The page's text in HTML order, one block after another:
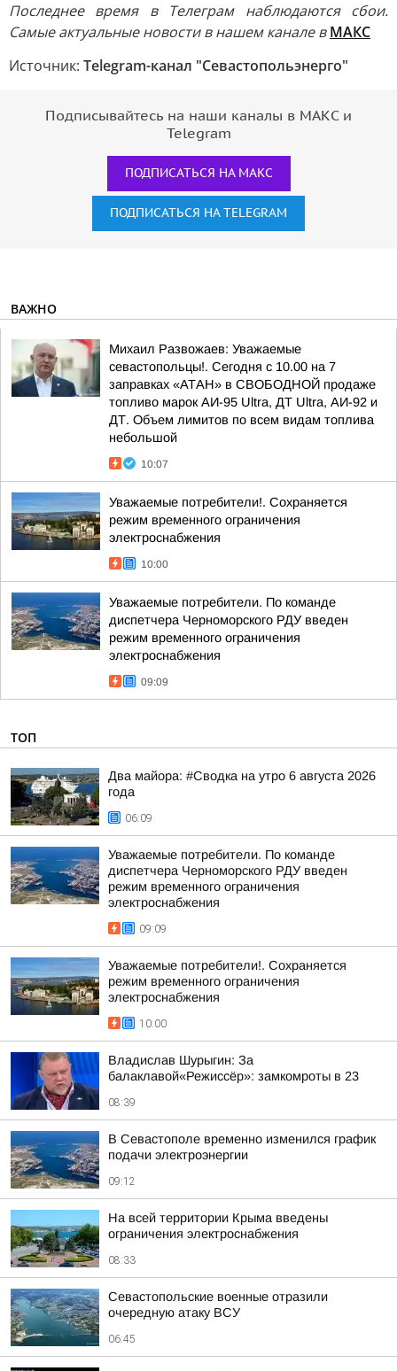
Последнее время в Телеграм наблюдаются сбои.
Самые актуальные новости в нашем канале вМАКС
Источник: Telegram-канал "Севастопольэнерго"
Подписывайтесь на наши каналы в МАКС и
Telegram
ПОДПИСАТЬСЯ НА МАКС
ПОДПИСАТЬСЯ НА TELEGRAM
ВАЖНО
Михаил Развожаев: Уважаемые
севастопольцы!. Сегодня с 10.00 на 7
заправках «АТАН» в СВОБОДНОЙ продаже
топливо марок АИ-95 Ultra, ДТ Ultra, АИ-92 и
ДТ. Объем лимитов по всем видам топлива
небольшой
10:07
Уважаемые потребители!. Сохраняется
режим временного ограничения
электроснабжения
10:00
Уважаемые потребители. По команде
диспетчера Черноморского РДУ введен
режим временного ограничения
электроснабжения
09:09
ТОП
Два майора: #Сводка на утро 6 августа 2026
года
06:09
Уважаемые потребители. По команде
диспетчера Черноморского РДУ введен
режим временного ограничения
электроснабжения
09:09
Уважаемые потребители!. Сохраняется
режим временного ограничения
электроснабжения
10:00
Владислав Шурыгин: За
балаклавой«Режиссёр»: замкомроты в 23
08:39
В Севастополе временно изменился график
подачи электроэнергии
09:12
На всей территории Крыма введены
ограничения электроснабжения
08:33
Севастопольские военные отразили
очередную атаку ВСУ
06:45